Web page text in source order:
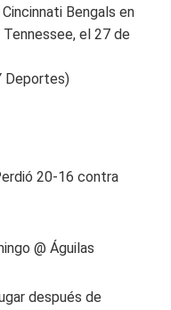
Bengals en
el 27 de
Deportes)
20-16 contra
@ Águilas
después de